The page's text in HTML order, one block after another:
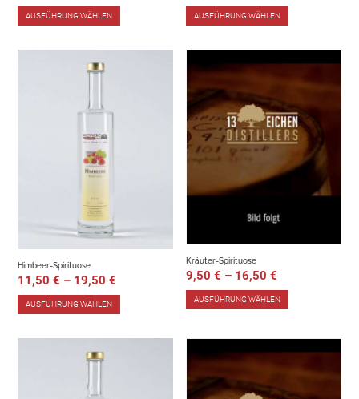
AUSFÜHRUNG WÄHLEN AUSFÜHRUNG WÄHLEN
Himbeer-Spirituose
11,50€ – 19,50€
AUSFÜHRUNG WÄHLEN
Kräuter-Spirituose
9,50€ – 16,50€
AUSFÜHRUNG WÄHLEN